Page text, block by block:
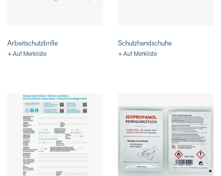
Arbeitschutzbrille
+ Auf Merkliste
Schutzhandschuhe
+ Auf Merkliste